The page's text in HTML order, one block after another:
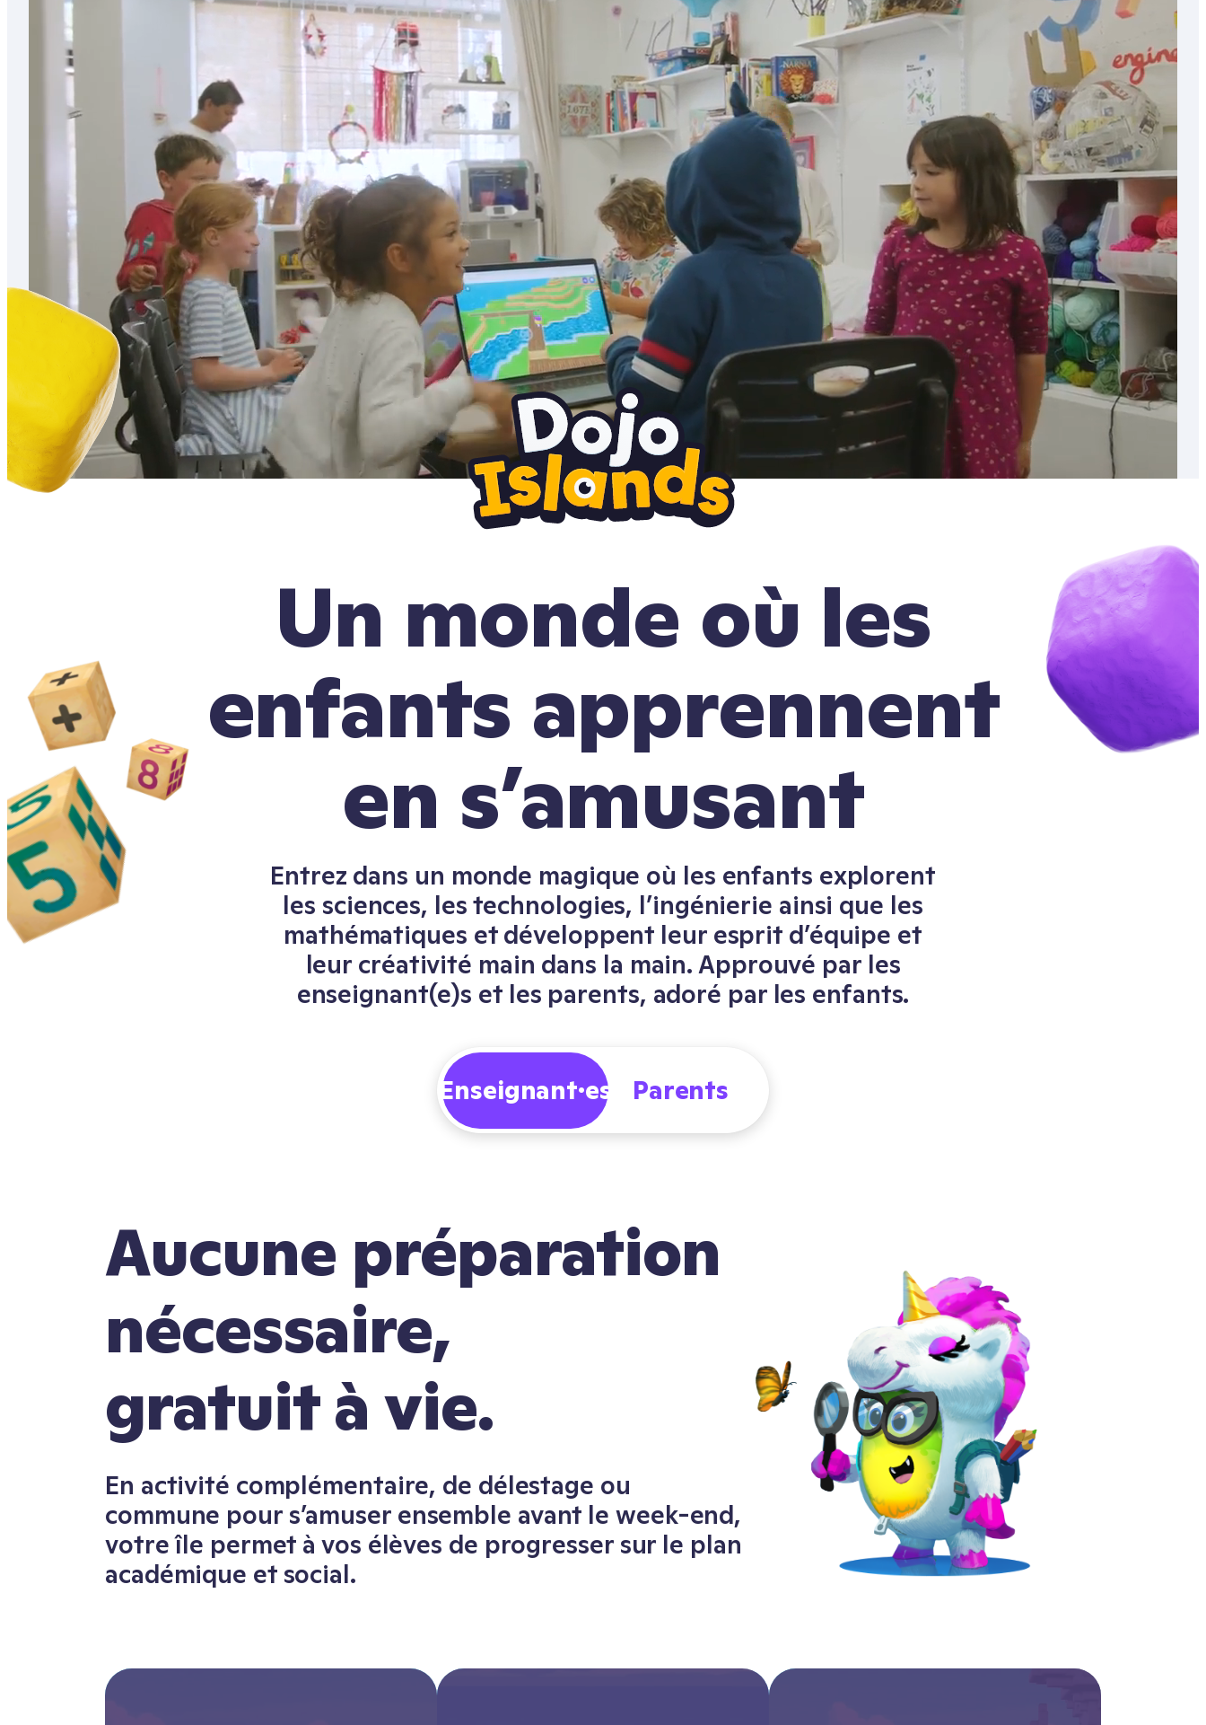
Un monde où les
enfants apprennent
en s’amusant
Entrez dans un monde magique où les enfants explorent
les sciences, les technologies, l’ingénierie ainsi que les
mathématiques et développent leur esprit d’équipe et
leur créativité main dans la main. Approuvé par les
enseignant(e)s et les parents, adoré par les enfants.
Enseignant·es
Aucune préparation
nécessaire,
gratuit à vie.
En activité complémentaire, de délestage ou
commune pour s’amuser ensemble avant le week-end,
votre île permet à vos élèves de progresser sur le plan
académique et social.